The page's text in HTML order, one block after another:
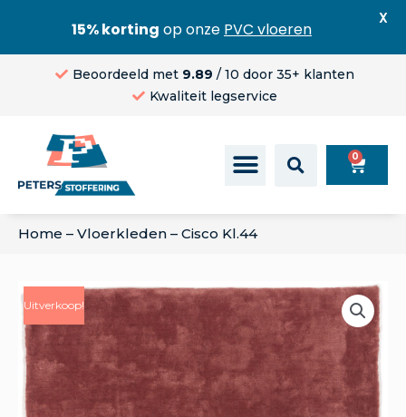
Beoordeeld met 9.89 / 10 door 35+ klanten
Kwaliteit legservice
0
Home – Vloerkleden – Cisco Kl.44
Uitverkoop!
15% korting op onze PVC vloeren
X